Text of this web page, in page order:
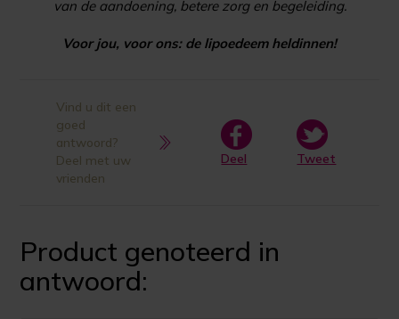
van de aandoening, betere zorg en begeleiding.
Voor jou, voor ons: de lipoedeem heldinnen!
Vind u dit een
goed
antwoord?
Deel met uw
vrienden
Deel Tweet
Product genoteerd in
antwoord: